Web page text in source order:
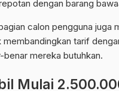
dengan barang
calon pengguna juga
membandingkan tarif
benar mereka butuhkan.
Mulai